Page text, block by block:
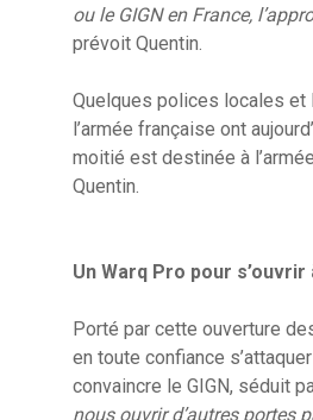
ou le GIGN en France,
prévoit Quentin.
Quelques polices locales et
l’armée française ont
moitié est destinée à
Quentin.
Un Warq Pro pour
Porté par cette ouverture
en toute confiance
convaincre le GIGN, séduit
nous ouvrir d’autres portes